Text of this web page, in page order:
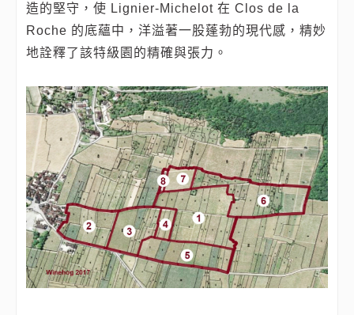
造的堅守，使 Lignier-Michelot 在 Clos de la
Roche 的底蘊中，洋溢著一股蓬勃的現代感，精妙
地詮釋了該特級園的精確與張力。